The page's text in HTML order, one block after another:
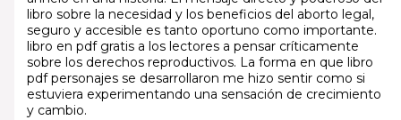
libro sobre la necesidad y los beneficios del aborto legal,
seguro y accesible es tanto oportuno como importante.
libro en pdf gratis a los lectores a pensar críticamente
sobre los derechos reproductivos. La forma en que libro
pdf personajes se desarrollaron me hizo sentir como si
estuviera experimentando una sensación de crecimiento
y cambio.